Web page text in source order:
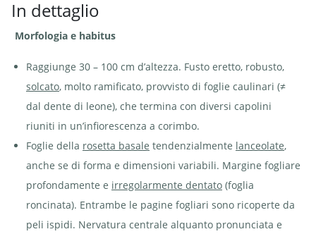
bienne -
Crepis
Krebs
M.
Crepide bienne - Crepis
biennis in un prato poco
intensivo | © e-pics M.
Baltisberger
Crepide
bienne -
Crepis
biennis.
Capolini
con pappi
provvisti
di setole
In dettaglio
Morfologia e habitus
Raggiunge 30 – 100 cm d’altezza. Fusto eretto, robusto,
solcato, molto ramificato, provvisto di foglie caulinari (≠
dal dente di leone), che termina con diversi capolini
riuniti in un’infiorescenza a corimbo.
Foglie della rosetta basale tendenzialmente lanceolate,
anche se di forma e dimensioni variabili. Margine fogliare
profondamente e irregolarmente dentato (foglia
roncinata). Entrambe le pagine fogliari sono ricoperte da
peli ispidi. Nervatura centrale alquanto pronunciata e